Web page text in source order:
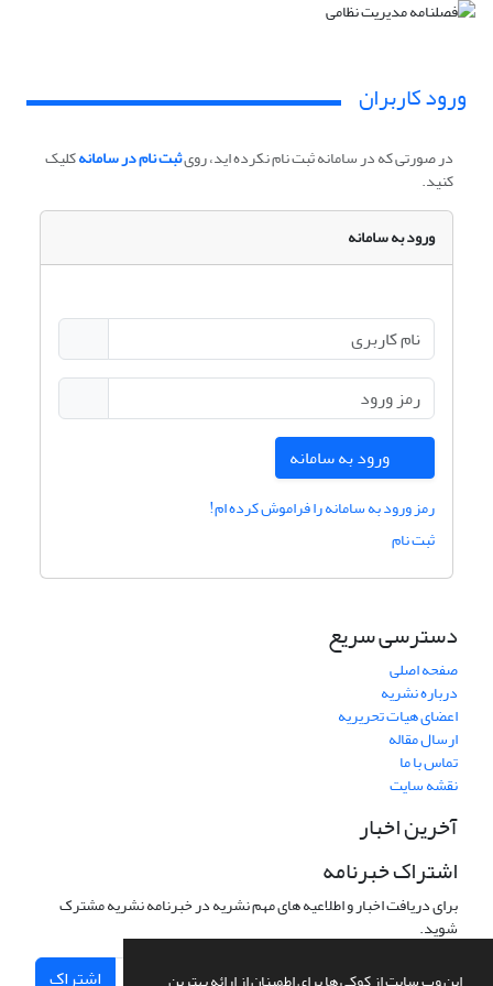
ورود کاربران
در صورتی که در سامانه ثبت نام نکرده اید، رویثبت نام در سامانهکلیک
کنید.
ورود به سامانه
ورود به سامانه
رمز ورود به سامانه را فراموش کرده ام!
ثبت نام
دسترسی سریع
صفحه اصلی
درباره نشریه
اعضای هیات تحریریه
ارسال مقاله
تماس با ما
نقشه سایت
آخرین اخبار
اشتراک خبرنامه
برای دریافت اخبار و اطلاعیه های مهم نشریه در خبرنامه نشریه مشترک
شوید.
اشتراک